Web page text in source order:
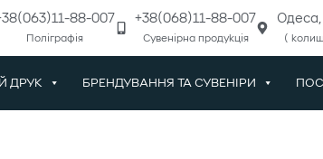
88-007
Поліграфія
+38(068)11-88-007
Сувенірна продукція
Одеса,
(
ДРУК БРЕНДУВАННЯ ТА СУВЕНІРИ